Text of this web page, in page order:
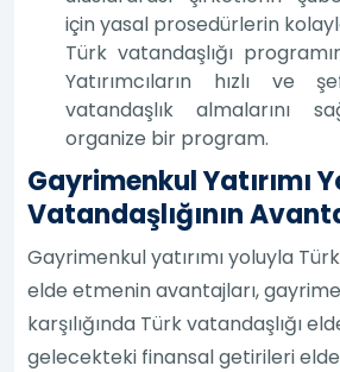
için yasal prosedürlerin
Türk vatandaşlığı
Yatırımcıların hızlı ve
vatandaşlık almalarını
organize bir program.
Gayrimenkul Yatırımı
Vatandaşlığının
Gayrimenkul yatırımı yoluyla
elde etmenin avantajları,
karşılığında Türk vatandaşlığı
gelecekteki finansal getirileri